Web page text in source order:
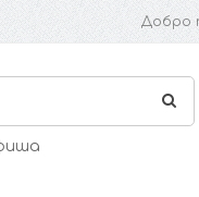
Добро